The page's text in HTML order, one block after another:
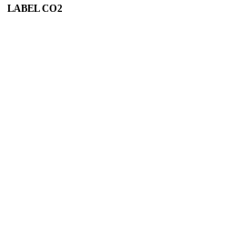
LABEL CO2